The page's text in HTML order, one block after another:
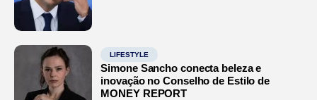
LIFESTYLE
Simone Sancho conecta beleza e
inovação no Conselho de Estilo de
MONEY REPORT